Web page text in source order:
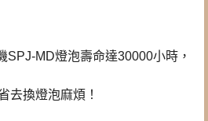
SPJ-MD燈泡壽命達30000小時，
去換燈泡麻煩！